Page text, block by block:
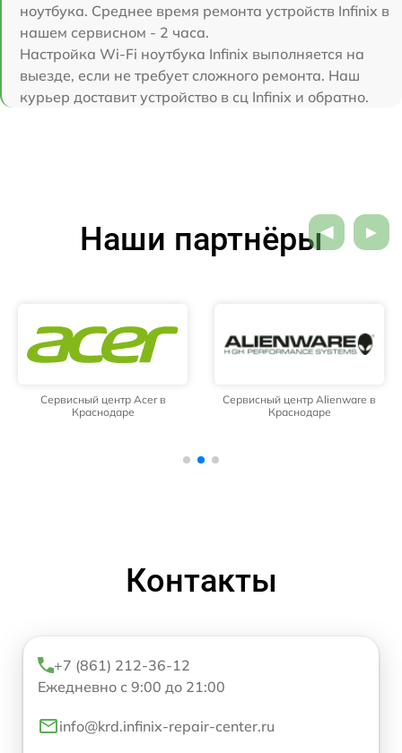
ноутбука. Среднее время ремонта устройств Infinix в
нашем сервисном - 2 часа.
Настройка Wi-Fi ноутбука Infinix выполняется на
выезде, если не требует сложного ремонта. Наш
курьер доставит устройство в сц Infinix и обратно.
Наши партнёры
Сервисный центр Acer в
Краснодаре
Сервисный центр Alienware в
Краснодаре
Контакты
+7 (861) 212-36-12
Ежедневно с 9:00 до 21:00
info@krd.infinix-repair-center.ru